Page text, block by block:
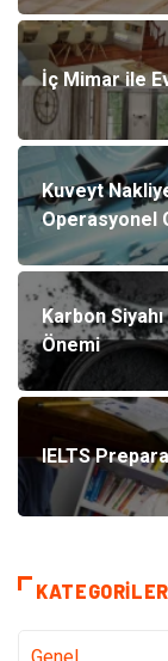
İç Mimar ile
Kuveyt
Operasyonel
Karbon
Önemi
IELTS
KATEGORILER